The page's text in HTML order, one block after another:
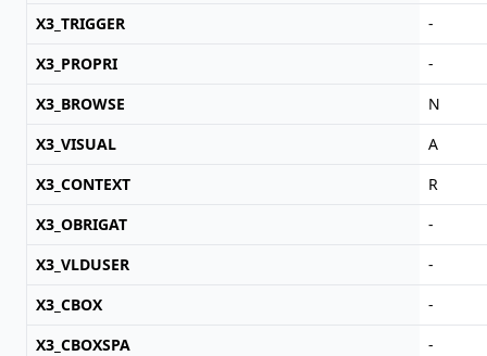
X3_TRIGGER
-
X3_PROPRI
-
X3_BROWSE
N
X3_VISUAL
A
X3_CONTEXT
R
X3_OBRIGAT
-
X3_VLDUSER
-
X3_CBOX
-
X3_CBOXSPA
-